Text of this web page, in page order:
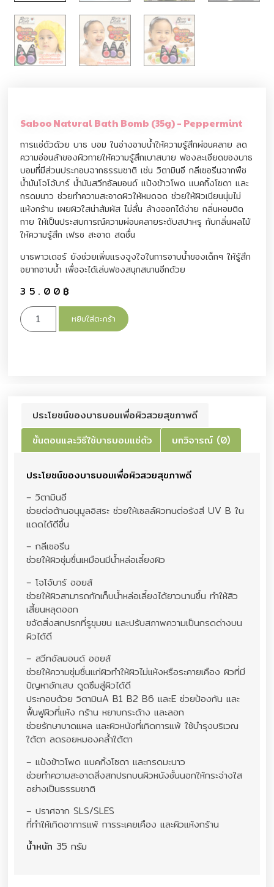
Saboo Natural Bath Bomb (35g) – Peppermint
การแช่ตัวด้วย บาธ บอม ในอ่างอาบน้ำให้ความรู้สึกผ่อนคลาย ลด
ความอ่อนล้าของผิวกายให้ความรู้สึกเบาสบาย ฟองละเอียดของบาธ
บอมที่มีส่วนประกอบจากธรรมชาติ เช่น วิตามินอี กลีเซอรีนจากพืช
น้ำมันโจโจ้บาร์ น้ำมันสวีทอัลมอนด์ แป้งข้าวโพด แบคกิ้งโซดา และ
กรดมนาว ช่วยทำความสะอาดผิวให้หมดจด ช่วยให้ผิวเนียนนุ่มไม่
แห้งกร้าน เผยผิวใสน่าสัมผัส ไม่ลื่น ล้างออกได้ง่าย กลิ่นหอมติด
กาย ให้เป็นประสบการณ์ความผ่อนคลายระดับสปาหรู กับกลิ่นผลไม้
ให้ความรู้สึก เฟรช สะอาด สดชื่น
บาธพาวเดอร์ ยังช่วยเพิ่มแรงจูงใจในการอาบน้ำของเด็กๆ ให้รู้สึก
อยากอาบน้ำ เพื่อจะได้เล่นฟองสนุกสนานอีกด้วย
35.00 ฿
หยิบใส่ตะกร้า
ประโยชน์ของบาธบอมเพื่อผิวสวยสุขภาพดี
ขั้นตอนและวิธีใช้บาธบอมแช่ตัว
บทวิจารณ์ (0)
ประโยชน์ของบาธบอมเพื่อผิวสวยสุขภาพดี
– วิตามินอี
ช่วยต่อต้านอนุมูลอิสระ ช่วยให้เซลล์ผิวทนต่อรังสี UV B ใน
แดดได้ดีขึ้น
– กลีเซอรีน
ช่วยให้ผิวชุ่มชื่นเหมือนมีน้ำหล่อเลี้ยงผิว
– โจโจ้บาร์ ออยส์
ช่วยให้ผิวสามารถกักเก็บน้ำหล่อเลี้ยงได้ยาวนานขึ้น ทำให้สิว
เสี้ยนหลุดออก
ขจัดสิ่งสกปรกที่รูขุมขน และปรับสภาพความเป็นกรดด่างบน
ผิวได้ดี
– สวีทอัลมอนด์ ออยส์
ช่วยให้ความชุ่มชื่นแก่ผิวทำให้ผิวไม่แห้งหรือระคายเคือง ผิวที่มี
ปัญหาอักเสบ ดูดซึมสู่ผิวได้ดี
ประกอบด้วย วิตามินA B1 B2 B6 และE ช่วยป้องกัน และ
ฟื้นฟูผิวที่แห้ง กร้าน หยาบกระด้าง และลอก
ช่วยรักษาบาดแผล และผิวหนังที่เกิดการแพ้ ใช้บำรุงบริเวณ
ใต้ตา ลดรอยหมองคล้ำใต้ตา
– แป้งข้าวโพด แบคกิ้งโซดา และกรดมะนาว
ช่วยทำความสะอาดสิ่งสกปรกบนผิวหนังชั้นนอกให้กระจ่างใส
อย่างเป็นธรรมชาติ
– ปราศจาก SLS/SLES
ที่ทำให้เกิดอาการแพ้ การระเคยเคือง และผิวแห้งกร้าน
น้ำหนัก 35 กรัม